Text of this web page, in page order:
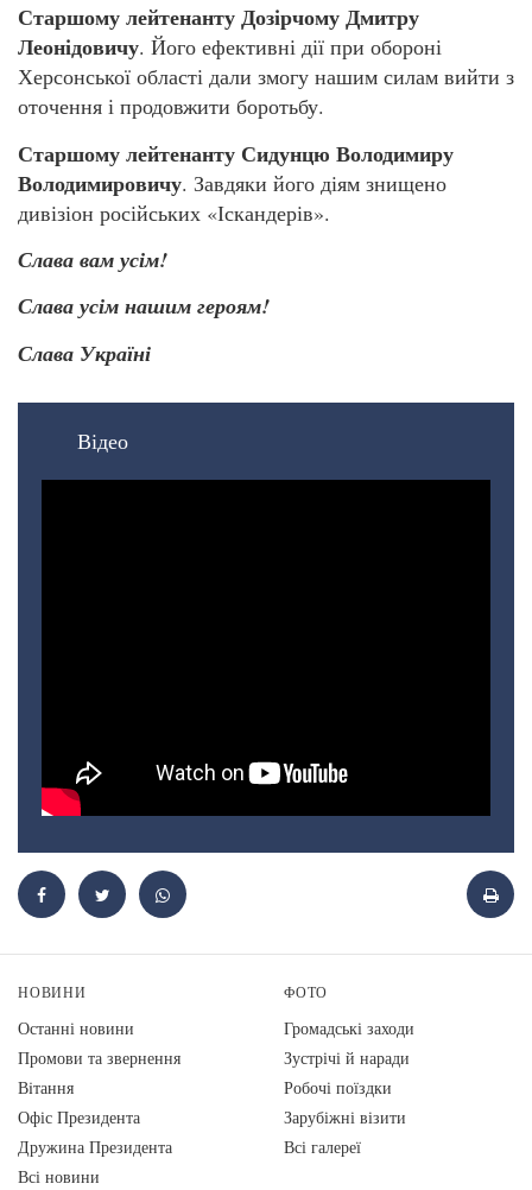
Старшому лейтенанту Дозірчому Дмитру
Леонідовичу. Його ефективні дії при обороні
Херсонської області дали змогу нашим силам вийти з
оточення і продовжити боротьбу.
Старшому лейтенанту Сидунцю Володимиру
Володимировичу. Завдяки його діям знищено
дивізіон російських «Іскандерів».
Слава вам усім!
Слава усім нашим героям!
Слава Україні
Відео
НОВИНИ
Останні новини
Промови та звернення
Вiтання
Офіс Президента
Дружина Президента
Всі новини
ФОТО
Громадські заходи
Зустрічі й наради
Робочі поїздки
Зарубіжні візити
Всі галереї